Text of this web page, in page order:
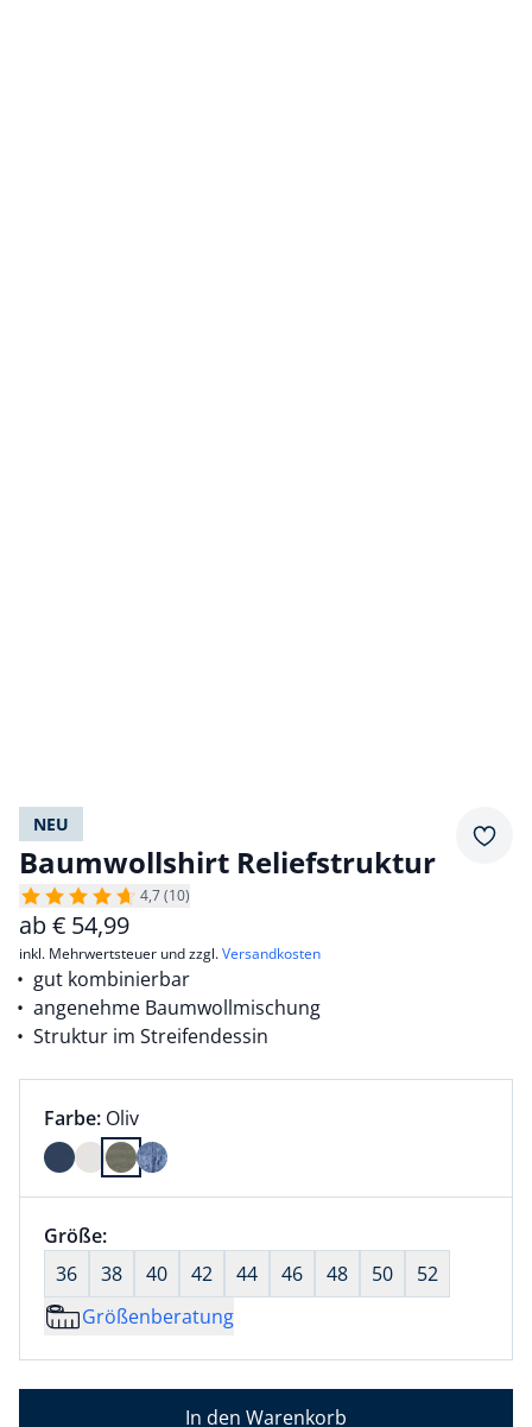
NEU
Baumwollshirt Reliefstruktur
4,7 (10)
ab€ 54,99
inkl. Mehrwertsteuer und zzgl.Versandkosten
gut kombinierbar
angenehme Baumwollmischung
Struktur im Streifendessin
Farbauswahl:
Farbe: aktuell ausgewählt:
Oliv
Farbe Oliv ausgewählt
Größenauswahl:
Größe:nichts ausgewählt
36
38 40 42 44 46 48 50
52
Größenberatung
In den Warenkorb